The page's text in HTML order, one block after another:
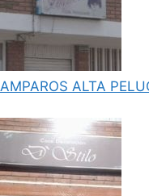
AMPAROS ALTA